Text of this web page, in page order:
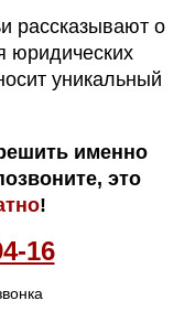
рассказывают о
юридических
уникальный
именно
это
!
16